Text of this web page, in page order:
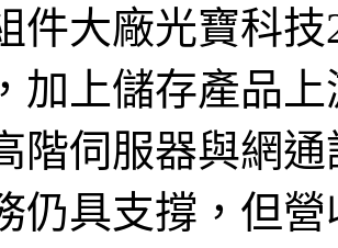
件大廠光寶科
加上儲存產品
階伺服器與網
仍具支撐，但